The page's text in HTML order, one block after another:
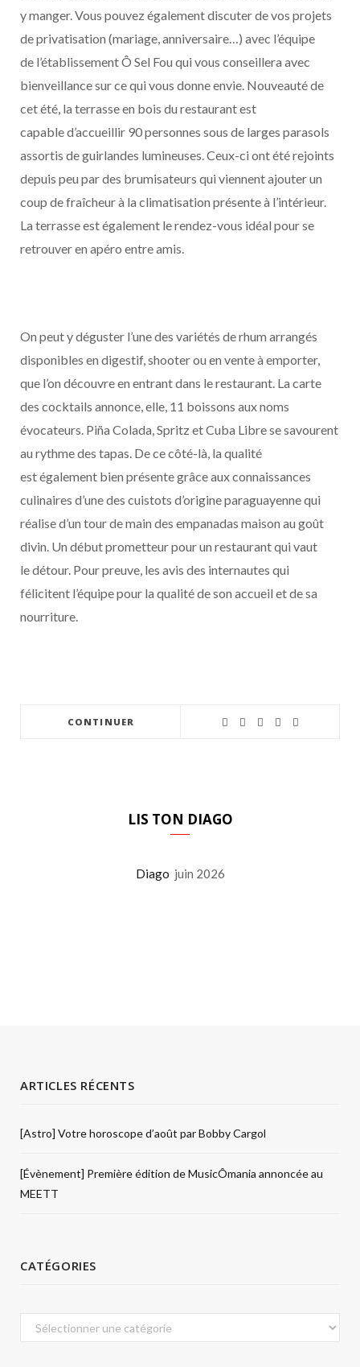
y manger. Vous pouvez également discuter de vos projets
de privatisation (mariage, anniversaire…) avec l’équipe
de l’établissement Ô Sel Fou qui vous conseillera avec
bienveillance sur ce qui vous donne envie. Nouveauté de
cet été, la terrasse en bois du restaurant est
capable d’accueillir 90 personnes sous de larges parasols
assortis de guirlandes lumineuses. Ceux-ci ont été rejoints
depuis peu par des brumisateurs qui viennent ajouter un
coup de fraîcheur à la climatisation présente à l’intérieur.
La terrasse est également le rendez-vous idéal pour se
retrouver en apéro entre amis.
On peut y déguster l’une des variétés de rhum arrangés
disponibles en digestif, shooter ou en vente à emporter,
que l’on découvre en entrant dans le restaurant. La carte
des cocktails annonce, elle, 11 boissons aux noms
évocateurs. Piña Colada, Spritz et Cuba Libre se savourent
au rythme des tapas. De ce côté-là, la qualité
est également bien présente grâce aux connaissances
culinaires d’une des cuistots d’origine paraguayenne qui
réalise d’un tour de main des empanadas maison au goût
divin. Un début prometteur pour un restaurant qui vaut
le détour. Pour preuve, les avis des internautes qui
félicitent l’équipe pour la qualité de son accueil et de sa
nourriture.
CONTINUER
LIS TON DIAGO
Diago juin 2026
ARTICLES RÉCENTS
[Astro] Votre horoscope d’août par Bobby Cargol
[Évènement] Première édition de MusicÔmania annoncée au
MEETT
CATÉGORIES
Catégories